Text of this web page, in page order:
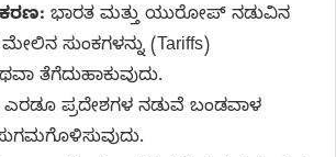
ಭಾರತ ಮತ್ತು ಯುರೋಪ್ ನಡುವಿನ
ಸುಂಕಗಳನ್ನು (Tariffs)
ತೆಗೆದುಹಾಕುವುದು.
ಎರಡೂ ಪ್ರದೇಶಗಳ ನಡುವೆ ಬಂಡವಾಳ